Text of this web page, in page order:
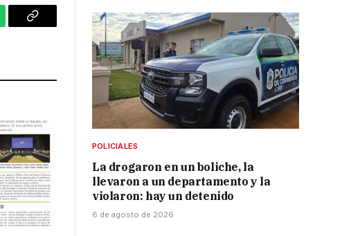
Copy
POLICIALES
La drogaron en un boliche, la
llevaron a un departamento y la
violaron: hay un detenido
6 de agosto de 2026